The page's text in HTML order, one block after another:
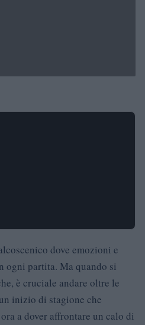
dove emozioni e
ogni partita. Ma quando si
è cruciale andare oltre le
inizio di stagione che
a dover affrontare un calo di